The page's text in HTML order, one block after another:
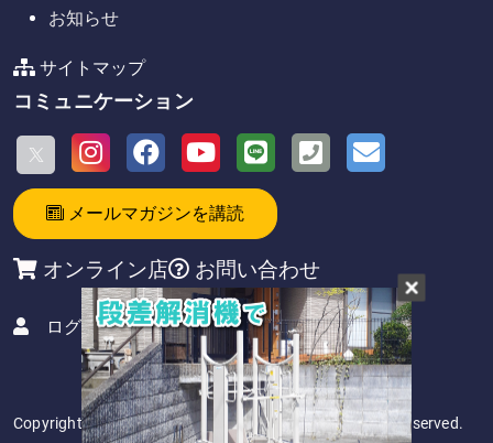
お知らせ
サイトマップ
コミュニケーション
メールマガジンを講読
オンライン店 お問い合わせ
ログイン
Copyright 2026. アビリティーズ・グループ All Rights Reserved.